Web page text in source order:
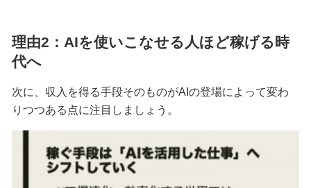
理由2：AIを使いこなせる人ほど稼げる時
代へ
次に、収入を得る手段そのものがAIの登場によって変わ
りつつある点に注目しましょう。